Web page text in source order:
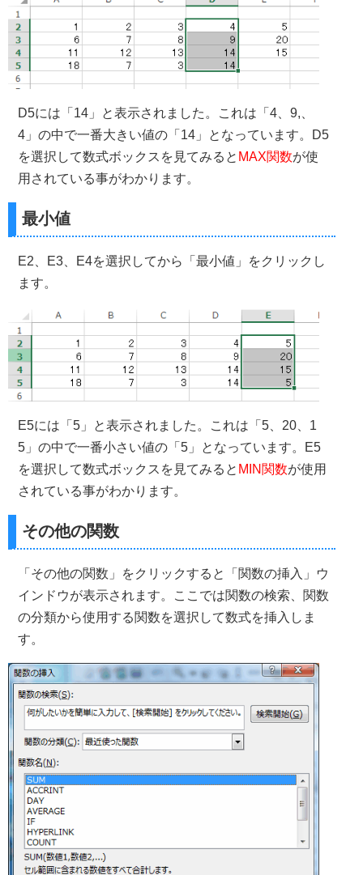
D5には「14」と表示されました。これは「4、9,、
4」の中で一番大きい値の「14」となっています。D5
を選択して数式ボックスを見てみると MAX関数が使
用されている事がわかります。
最小値
E2、E3、E4を選択してから「最小値」をクリックし
ます。
E5には「5」と表示されました。これは「5、20、1
5」の中で一番小さい値の「5」となっています。E5
を選択して数式ボックスを見てみると MIN関数が使用
されている事がわかります。
その他の関数
「その他の関数」をクリックすると「関数の挿入」ウ
インドウが表示されます。ここでは関数の検索、関数
の分類から使用する関数を選択して数式を挿入しま
す。